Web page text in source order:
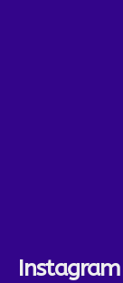
Instagram